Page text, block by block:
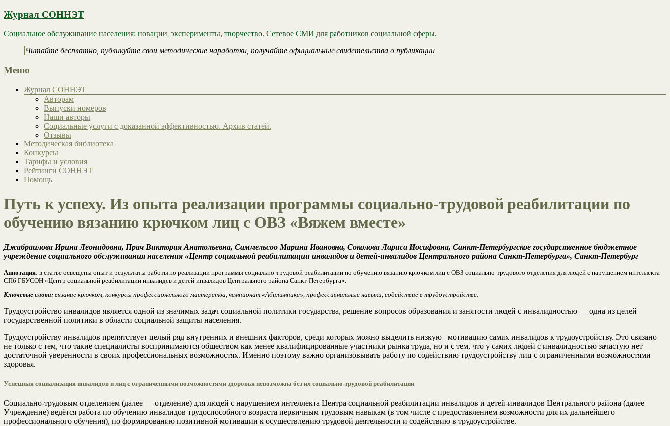
Журнал СОННЭТ
Социальное обслуживание населения: новации, эксперименты, творчество. Сетевое СМИ для работников социальной сферы.
Читайте бесплатно, публикуйте свои методические наработки, получайте официальные свидетельства о публикации
Меню
Журнал СОННЭТ
Авторам
Выпуски номеров
Наши авторы
Социальные услуги с доказанной эффективностью. Архив статей.
Отзывы
Методическая библиотека
Конкурсы
Тарифы и условия
Рейтинги СОННЭТ
Помощь
Путь к успеху. Из опыта реализации программы социально-трудовой реабилитации по
обучению вязанию крючком лиц с ОВЗ «Вяжем вместе»
Джабраилова Ирина Леонидовна, Прач Виктория Анатольевна, Саммельсоо Марина Ивановна, Соколова Лариса Иосифовна, Санкт-Петербургское государственное бюджетное
учреждение социального обслуживания населения «Центр социальной реабилитации инвалидов и детей-инвалидов Центрального района Санкт-Петербурга», Санкт-Петербург
Аннотация: в статье освещены опыт и результаты работы по реализации программы социально-трудовой реабилитации по обучению вязанию крючком лиц с ОВЗ социально-трудового отделения для людей с нарушением интеллекта
СПб ГБУСОН «Центр социальной реабилитации инвалидов и детей-инвалидов Центрального района Санкт-Петербурга».
Ключевые слова: вязание крючком, конкурсы профессионального мастерства, чемпионат «Абилимпикс», профессиональные навыки, содействие в трудоустройстве.
Трудоустройство инвалидов является одной из значимых задач социальной политики государства, решение вопросов образования и занятости людей с инвалидностью — одна из целей
государственной политики в области социальной защиты населения.
Трудоустройству инвалидов препятствует целый ряд внутренних и внешних факторов, среди которых можно выделить низкую мотивацию самих инвалидов к трудоустройству. Это связано
не только с тем, что такие специалисты воспринимаются обществом как менее квалифицированные участники рынка труда, но и с тем, что у самих людей с инвалидностью зачастую нет
достаточной уверенности в своих профессиональных возможностях. Именно поэтому важно организовывать работу по содействию трудоустройству лиц с ограниченными возможностями
здоровья.
Успешная социализация инвалидов и лиц с ограниченными возможностями здоровья невозможна без их социально-трудовой реабилитации
Социально-трудовым отделением (далее –– отделение) для людей с нарушением интеллекта Центра социальной реабилитации инвалидов и детей-инвалидов Центрального района (далее ––
Учреждение) ведётся работа по обучению инвалидов трудоспособного возраста первичным трудовым навыкам (в том числе с предоставлением возможности для их дальнейшего
профессионального обучения), по формированию позитивной мотивации к осуществлению трудовой деятельности и содействию в трудоустройстве.